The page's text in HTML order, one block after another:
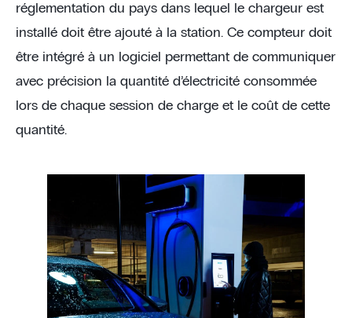
réglementation du pays dans lequel le chargeur est
installé doit être ajouté à la station. Ce compteur doit
être intégré à un logiciel permettant de communiquer
avec précision la quantité d’électricité consommée
lors de chaque session de charge et le coût de cette
quantité.